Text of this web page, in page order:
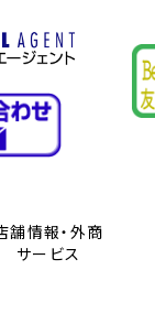
舗情報・外商
サービス